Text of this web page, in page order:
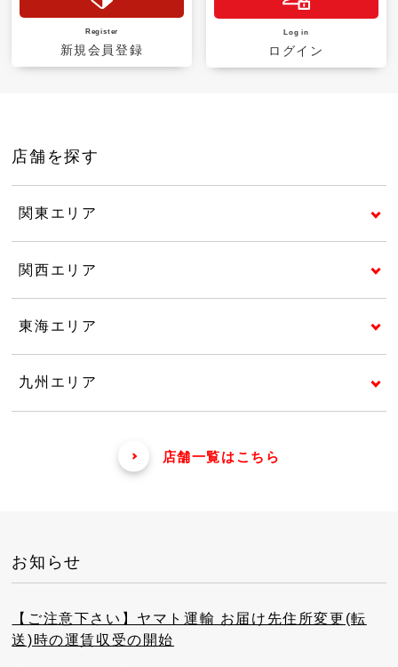
Register
新規会員登録
Log in
ログイン
店舗を探す
関東エリア
関西エリア
東海エリア
九州エリア
店舗一覧はこちら
お知らせ
【ご注意下さい】ヤマト運輸 お届け先住所変更(転
送)時の運賃収受の開始